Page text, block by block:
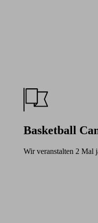
Basketball
Wir veranstalten 2 Mal